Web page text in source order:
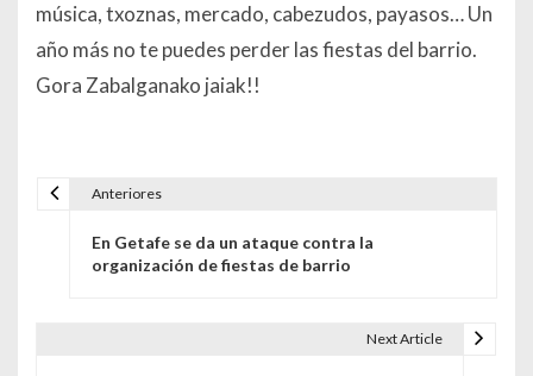
música, txoznas, mercado, cabezudos, payasos… Un
año más no te puedes perder las fiestas del barrio.
Gora Zabalganako jaiak!!
Anteriores
En Getafe se da un ataque contra la
organización de fiestas de barrio
Next Article